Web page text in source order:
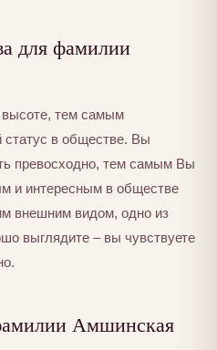
для фамилии
тем самым
статус в обществе. Вы
превосходно, тем самым Вы
и интересным в обществе
внешним видом, одно из
выглядите – вы чувствуете
Амшинская